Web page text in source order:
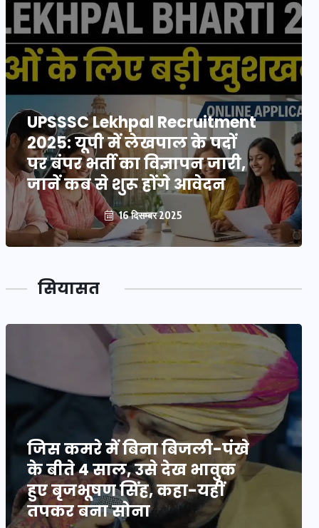
UPSSSC Lekhpal Recruitment
2025: यूपी में लेखपाल के पदों
पर बंपर भर्ती का विज्ञापन जारी,
जानें कब से शुरू होंगे आवेदन
16 दिसम्बर 2025
सियासत
जिस कमरे में बिना बिजली-पंखे
के बीते 4 साल, उसे देख भावुक
हुए बृजभूषण सिंह, कहा-यहीं
तपकर बना सोना